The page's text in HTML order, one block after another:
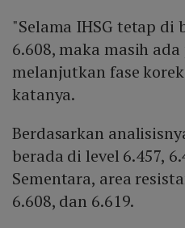
"Selama IHSG tetap di
6.608, maka masih
melanjutkan fase
katanya.
Berdasarkan
berada di level 6.457,
Sementara, area
6.608, dan 6.619.